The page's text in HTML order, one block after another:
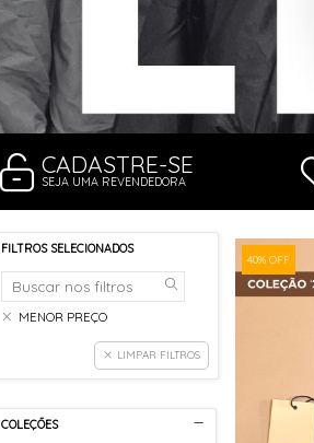
SAÍDAS DE PRAIA
SANDÁLIAS
SHORTS E SAIAS
TOP DE BIQUÍNI
CADASTRE-SE
SEJA UMA REVENDEDORA
FILTROS SELECIONADOS
MENOR PREÇO
LIMPAR FILTROS
COLEÇÕES
40% OFF